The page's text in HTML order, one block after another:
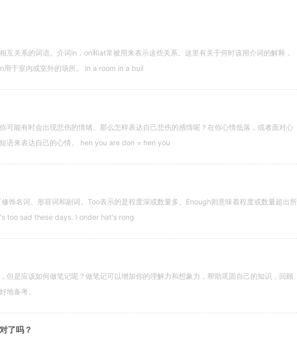
互关系的词语。介词in，on和at常被用来表示这些关系。这里有关于何时该用介词的解释，
用于室内或室外的场所。 in a room in a buil
可能有时会出现悲伤的情绪。那么怎样表达自己悲伤的感情呢？在你心情低落，或者面对心
语来表达自己的心情。 hen you are don = hen you
饰名词、形容词和副词。Too表示的是程度深或数量多。Enough则意味着程度或数量超出所
too sad these days. I onder hat's rong
但是应该如何做笔记呢？做笔记可以增加你的理解力和想象力，帮助巩固自己的知识，回顾
地备考。
了吗？